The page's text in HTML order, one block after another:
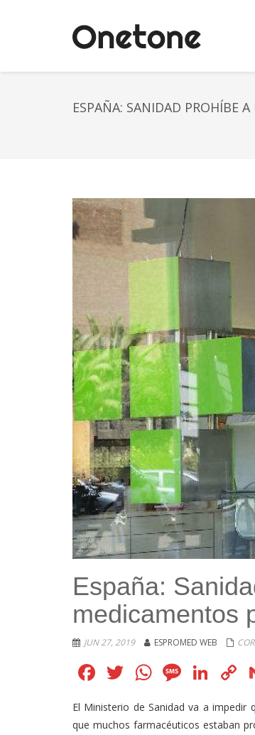
ESPAÑA: SANIDAD PROHÍBE
España:
medicamentos
JUN 27, 2019 ESPROMED WEB
Facebook
Twitter
El Ministerio de Sanidad va a impedir
que muchos farmacéuticos estaban